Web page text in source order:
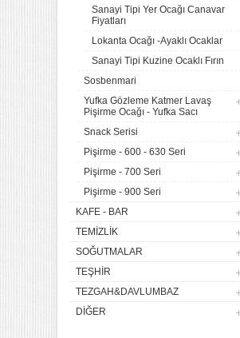
Sanayi Tipi Yer Ocağı Canavar
Fiyatları
Lokanta Ocağı -Ayaklı Ocaklar
Sanayi Tipi Kuzine Ocaklı Fırın
Sosbenmari
Yufka Gözleme Katmer Lavaş
Pişirme Ocağı - Yufka Sacı
Snack Serisi
Pişirme - 600 - 630 Seri
Pişirme - 700 Seri
Pişirme - 900 Seri
KAFE - BAR
TEMIZLIK
SOĞUTMALAR
TEŞHIR
TEZGAH&DAVLUMBAZ
DIĞER
Tüplü Set Üstü Ocak CE
Remta Elektrikli Döner Ocağı
2 Gözlü ev tipi iş tipi
13.200,00
Remta Elektrikli Döner Ocağı
9.400,00